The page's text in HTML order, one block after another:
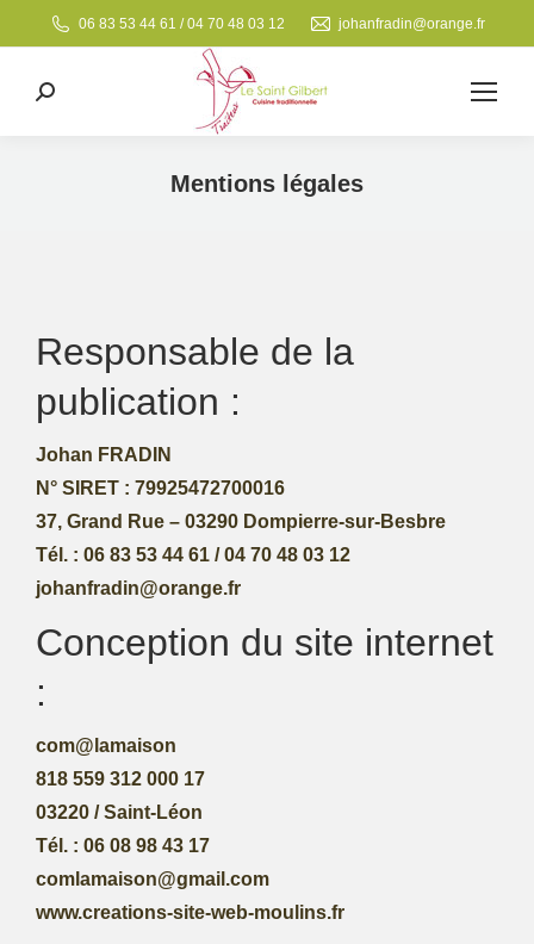
06 83 53 44 61 / 04 70 48 03 12 johanfradin@orange.fr
Search:
Mentions légales
Responsable de la
publication :
Johan FRADIN
N° SIRET : 79925472700016
37, Grand Rue – 03290 Dompierre-sur-Besbre
Tél. : 06 83 53 44 61 / 04 70 48 03 12
johanfradin@orange.fr
Conception du site internet
:
com@lamaison
818 559 312 000 17
03220 / Saint-Léon
Tél. : 06 08 98 43 17
comlamaison@gmail.com
www.creations-site-web-moulins.fr